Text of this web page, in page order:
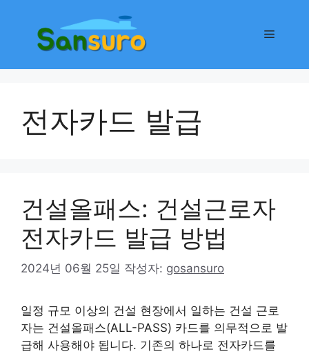
메
전자카드 발급
건설올패스: 건설근로자
전자카드 발급 방법
2024년 06월 25일 작성자: gosansuro
일정 규모 이상의 건설 현장에서 일하는 건설 근로
자는 건설올패스(ALL-PASS) 카드를 의무적으로 발
급해 사용해야 됩니다. 기존의 하나로 전자카드를